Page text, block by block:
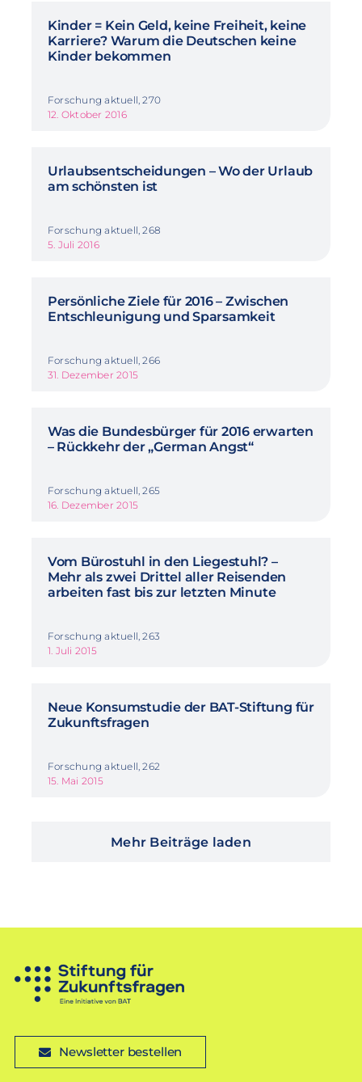
Kinder = Kein Geld, keine Freiheit, keine
Karriere? Warum die Deutschen keine
Kinder bekommen
Forschung aktuell, 270
12. Oktober 2016
Urlaubsentscheidungen – Wo der Urlaub
am schönsten ist
Forschung aktuell, 268
5. Juli 2016
Persönliche Ziele für 2016 – Zwischen
Entschleunigung und Sparsamkeit
Forschung aktuell, 266
31. Dezember 2015
Was die Bundesbürger für 2016 erwarten
– Rückkehr der „German Angst“
Forschung aktuell, 265
16. Dezember 2015
Vom Bürostuhl in den Liegestuhl? –
Mehr als zwei Drittel aller Reisenden
arbeiten fast bis zur letzten Minute
Forschung aktuell, 263
1. Juli 2015
Neue Konsumstudie der BAT-Stiftung für
Zukunftsfragen
Forschung aktuell, 262
15. Mai 2015
Mehr Beiträge laden
Newsletter bestellen